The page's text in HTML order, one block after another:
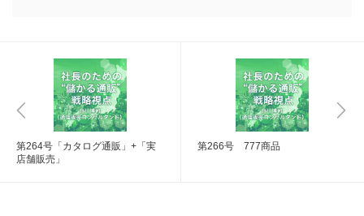
第264号「カタログ通販」+「実
店舗販売」
第266号 777商品